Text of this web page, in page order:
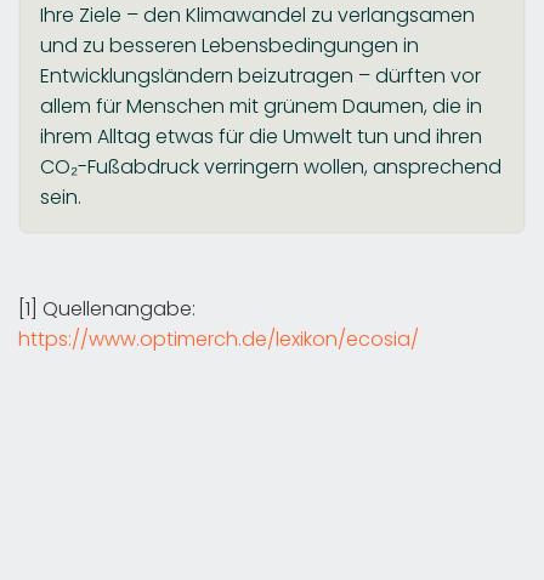
Ihre Ziele – den Klimawandel zu verlangsamen
und zu besseren Lebensbedingungen in
Entwicklungsländern beizutragen – dürften vor
allem für Menschen mit grünem Daumen, die in
ihrem Alltag etwas für die Umwelt tun und ihren
CO₂-Fußabdruck verringern wollen, ansprechend
sein.
[1] Quellenangabe:
https://www.optimerch.de/lexikon/ecosia/